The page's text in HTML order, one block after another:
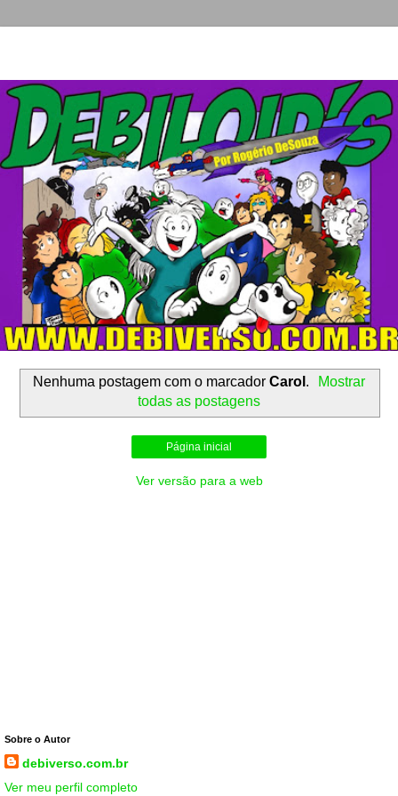
Nenhuma postagem com o marcador Carol .
Mostrar
todas as postagens
Página inicial
Ver versão para a web
Sobre o Autor
debiverso.com.br
Ver meu perfil completo